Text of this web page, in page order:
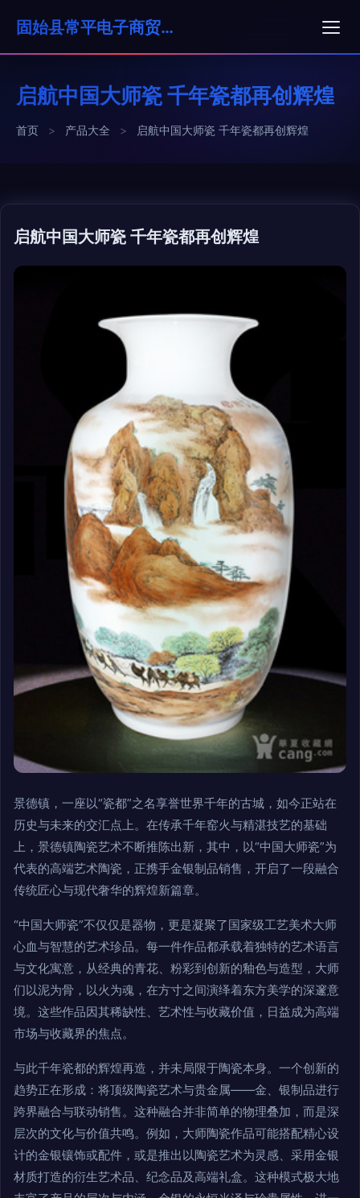
固始县常平电子商贸有限公司
启航中国大师瓷 千年瓷都再创辉煌
首页 > 产品大全 > 启航中国大师瓷 千年瓷都再创辉煌
启航中国大师瓷 千年瓷都再创辉煌
景德镇，一座以“瓷都”之名享誉世界千年的古城，如今正站在
历史与未来的交汇点上。在传承千年窑火与精湛技艺的基础
上，景德镇陶瓷艺术不断推陈出新，其中，以“中国大师瓷”为
代表的高端艺术陶瓷，正携手金银制品销售，开启了一段融合
传统匠心与现代奢华的辉煌新篇章。
“中国大师瓷”不仅仅是器物，更是凝聚了国家级工艺美术大师
心血与智慧的艺术珍品。每一件作品都承载着独特的艺术语言
与文化寓意，从经典的青花、粉彩到创新的釉色与造型，大师
们以泥为骨，以火为魂，在方寸之间演绎着东方美学的深邃意
境。这些作品因其稀缺性、艺术性与收藏价值，日益成为高端
市场与收藏界的焦点。
与此千年瓷都的辉煌再造，并未局限于陶瓷本身。一个创新的
趋势正在形成：将顶级陶瓷艺术与贵金属——金、银制品进行
跨界融合与联动销售。这种融合并非简单的物理叠加，而是深
层次的文化与价值共鸣。例如，大师陶瓷作品可能搭配精心设
计的金银镶饰或配件，或是推出以陶瓷艺术为灵感、采用金银
材质打造的衍生艺术品、纪念品及高端礼盒。这种模式极大地